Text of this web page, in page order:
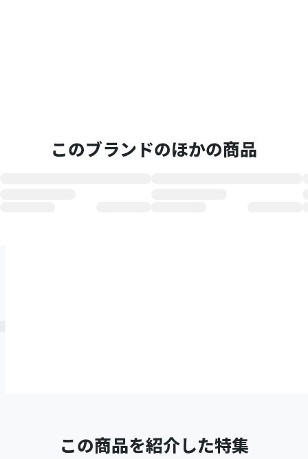
このブランドのほかの商品
この商品を紹介した特集